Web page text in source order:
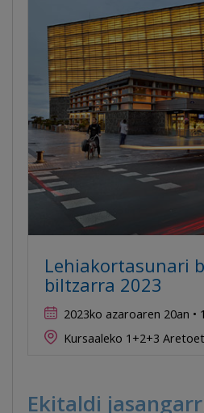
Lehiakortasunari
biltzarra 2023
2023ko azaroaren 20an •
Kursaaleko 1+2+3
Ekitaldi